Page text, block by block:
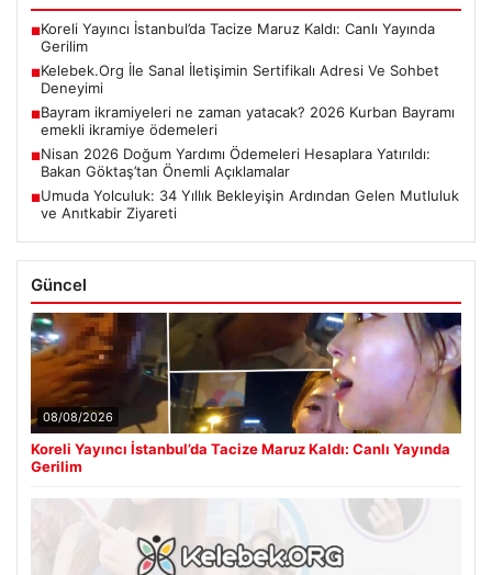
■Koreli Yayıncı İstanbul’da Tacize Maruz Kaldı: Canlı Yayında
Gerilim
■Kelebek.Org İle Sanal İletişimin Sertifikalı Adresi Ve Sohbet
Deneyimi
■Bayram ikramiyeleri ne zaman yatacak? 2026 Kurban Bayramı
emekli ikramiye ödemeleri
■Nisan 2026 Doğum Yardımı Ödemeleri Hesaplara Yatırıldı:
Bakan Göktaş’tan Önemli Açıklamalar
■Umuda Yolculuk: 34 Yıllık Bekleyişin Ardından Gelen Mutluluk
ve Anıtkabir Ziyareti
Güncel
08/08/2026
Koreli Yayıncı İstanbul’da Tacize Maruz Kaldı: Canlı Yayında
Gerilim